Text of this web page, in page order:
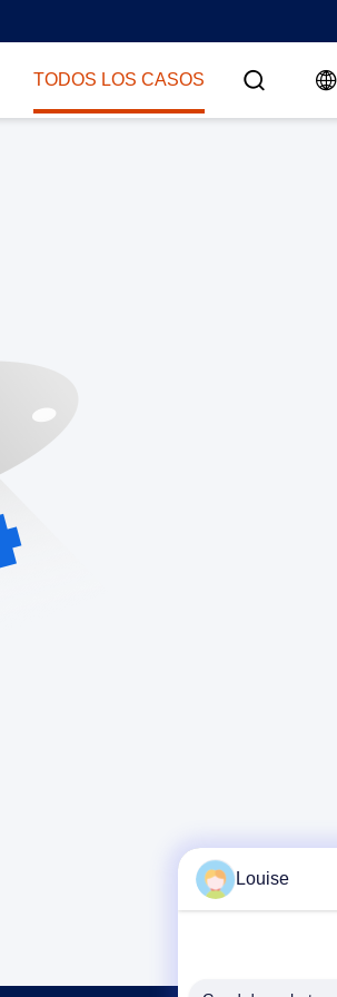
TODOS LOS CASOS
Louise